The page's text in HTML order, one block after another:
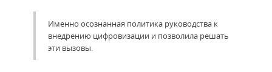
Именно осознанная политика руководства к
внедрению цифровизации и позволила решать
эти вызовы.